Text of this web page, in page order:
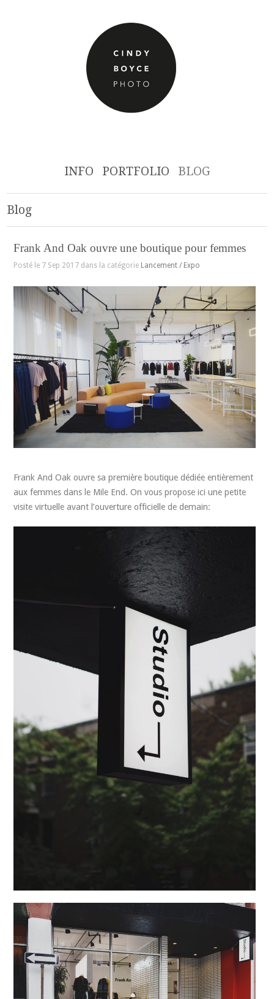
INFO PORTFOLIO BLOG
Blog
Frank And Oak ouvre une boutique pour femmes
Posté le 7 Sep 2017 dans la catégorie Lancement / Expo
Frank And Oak ouvre sa première boutique dédiée entièrement
aux femmes dans le Mile End. On vous propose ici une petite
visite virtuelle avant l’ouverture officielle de demain: